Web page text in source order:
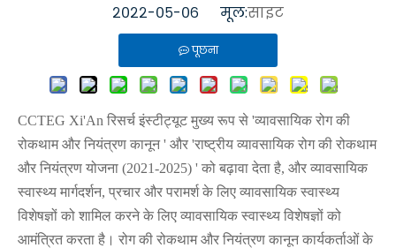
२०२२-०५-०६ मूल:साइट
पूछना
CCTEG Xi'An रिसर्च इंस्टीट्यूट मुख्य रूप से 'व्यावसायिक रोग की
रोकथाम और नियंत्रण कानून ' और 'राष्ट्रीय व्यावसायिक रोग की रोकथाम
और नियंत्रण योजना (2021-2025) ' को बढ़ावा देता है, और व्यावसायिक
स्वास्थ्य मार्गदर्शन, प्रचार और परामर्श के लिए व्यावसायिक स्वास्थ्य
विशेषज्ञों को शामिल करने के लिए व्यावसायिक स्वास्थ्य विशेषज्ञों को
आमंत्रित करता है। रोग की रोकथाम और नियंत्रण कानून कार्यकर्ताओं के